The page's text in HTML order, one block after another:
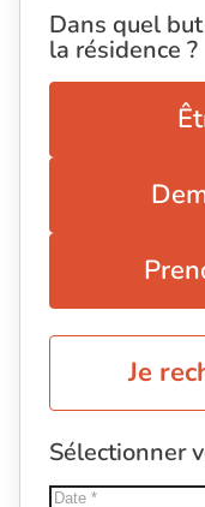
Dans quel
la résidence ?
Je
Sélectionner